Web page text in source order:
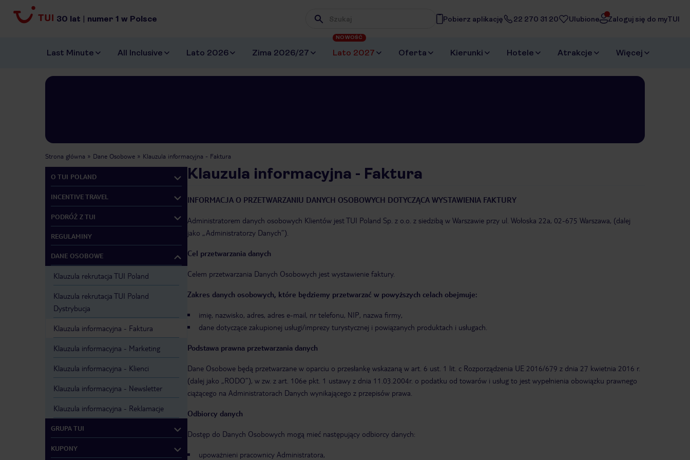
30 lat | numer 1 w Polsce Wpisz frazę, której szukasz
Pobierz aplikację 22 270 31 20 Ulubione Zaloguj się do myTUI
Last Minute All Inclusive Lato 2026 Zima 2026/27 Lato 2027
NOWOŚĆ
Oferta Kierunki Hotele Atrakcje Więcej
Strona główna Dane Osobowe Klauzula informacyjna - Faktura
O TUI POLAND
INCENTIVE TRAVEL
PODRÓŻ Z TUI
REGULAMINY
DANE OSOBOWE
Klauzula rekrutacja TUI Poland
Klauzula rekrutacja TUI Poland
Dystrybucja
Klauzula informacyjna - Faktura
Klauzula informacyjna - Marketing
Klauzula informacyjna - Klienci
Klauzula informacyjna - Newsletter
Klauzula informacyjna - Reklamacje
GRUPA TUI
KUPONY
Klauzula informacyjna - Faktura
INFORMACJA O PRZETWARZANIU DANYCH OSOBOWYCH DOTYCZĄCA WYSTAWIENIA FAKTURY
Administratorem danych osobowych Klientów jest TUI Poland Sp. z o.o. z siedzibą w Warszawie przy ul. Wołoska 22a, 02-675 Warszawa, (dalej
jako „Administratorzy Danych”).
Cel przetwarzania danych
Celem przetwarzania Danych Osobowych jest wystawienie faktury.
Zakres danych osobowych, które będziemy przetwarzać w powyższych celach obejmuje:
imię, nazwisko, adres, adres e-mail, nr telefonu, NIP, nazwa firmy,
dane dotyczące zakupionej usługi/imprezy turystycznej i powiązanych produktach i usługach.
Podstawa prawna przetwarzania danych
Dane Osobowe będą przetwarzane w oparciu o przesłankę wskazaną w art. 6 ust. 1 lit. c Rozporządzenia UE 2016/679 z dnia 27 kwietnia 2016 r.
(dalej jako „RODO”), w zw. z art. 106e pkt. 1 ustawy z dnia 11.03.2004r. o podatku od towarów i usług to jest wypełnienia obowiązku prawnego
ciążącego na Administratorach Danych wynikającego z przepisów prawa.
Odbiorcy danych
Dostęp do Danych Osobowych mogą mieć następujący odbiorcy danych:
upoważnieni pracownicy Administratora,